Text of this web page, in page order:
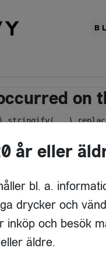
on
Är du leverantör?
år eller
bl. a.
drycker och
inköp och besök
äldre.